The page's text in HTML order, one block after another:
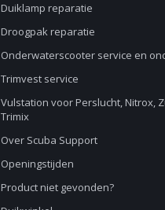
Duiklamp reparatie
Droogpak reparatie
Onderwaterscooter service en
Trimvest service
Vulstation voor Perslucht, Nitrox,
Trimix
Over Scuba Support
Openingstijden
Product niet gevonden?